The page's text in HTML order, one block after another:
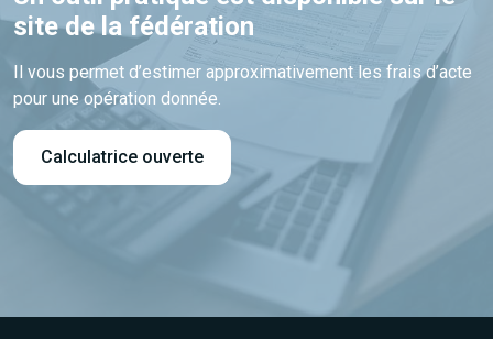
site de la fédération
Il vous permet d’estimer approximativement les frais d’acte
pour une opération donnée.
Calculatrice ouverte